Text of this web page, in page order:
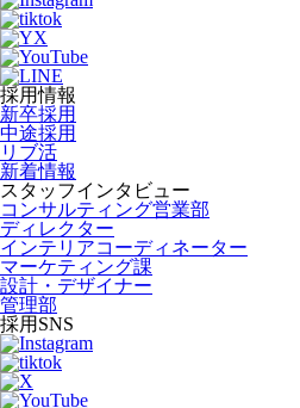
採用情報
新卒採用
中途採用
リブ活
新着情報
スタッフインタビュー
コンサルティング営業部
ディレクター
インテリアコーディネーター
マーケティング課
設計・デザイナー
管理部
採用SNS